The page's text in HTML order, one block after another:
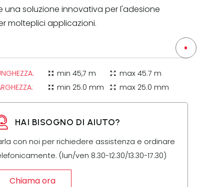
una soluzione innovativa per l'adesione
molteplici applicazioni.
zoom_in_map min45,7 m zoom_out_map max45.7 m
zoom_in_map min 25.0 mm zoom_out_map max 25.0 mm
HAI BISOGNO DI AIUTO?
con noi per richiedere assistenza e ordinare
(lun/ven 8.30-12.30/13.30-17.30)
Chiama ora